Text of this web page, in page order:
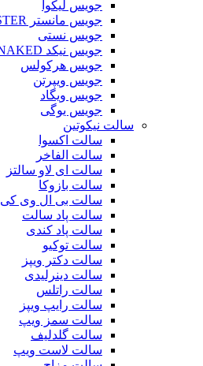
جویس لیکوا
جویس مانستر MONSTER
جویس نستی
جویس نیکد NAKED
جویس هرکولس
جویس ویپرتن
جویس ویگاد
جویس یوگی
سالت نیکوتین
سالت اکسوا
سالت الفاخر
سالت ای لاو سالتز
سالت بازوکا
سالت بی ال وی کی
سالت پاد سالت
سالت پاد کندی
سالت توکیو
سالت دکتر ویپز
سالت دینرلیدی
سالت راتلس
سالت رایپ ویپز
سالت سمز ویپ
سالت گلدلیف
سالت لاست ویپ